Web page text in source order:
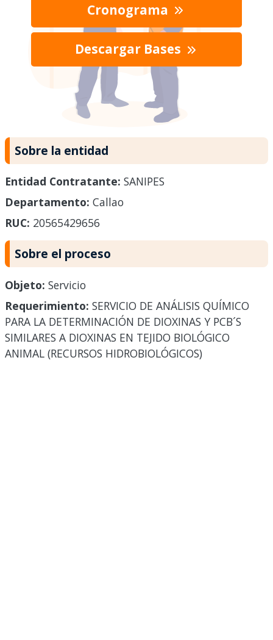
Cronograma
Descargar Bases
Sobre la entidad
Entidad Contratante: SANIPES
Departamento: Callao
RUC: 20565429656
Sobre el proceso
Objeto: Servicio
Requerimiento: SERVICIO DE ANÁLISIS QUÍMICO
PARA LA DETERMINACIÓN DE DIOXINAS Y PCB´S
SIMILARES A DIOXINAS EN TEJIDO BIOLÓGICO
ANIMAL (RECURSOS HIDROBIOLÓGICOS)